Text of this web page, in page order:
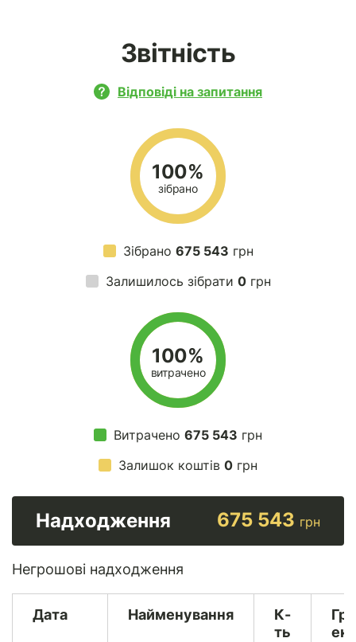
Звітність
Відповіді на запитання
100%
зібрано
Зібрано 675 543 грн
Залишилось зібрати 0грн
100%
витрачено
Витрачено 675 543 грн
Залишок коштів 0 грн
Надходження 675 543 грн
Негрошові надходження
Дата Найменування
К-
ть